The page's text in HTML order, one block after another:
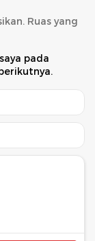
Ruas yang
pada